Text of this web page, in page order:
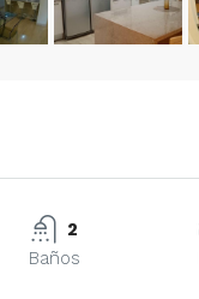
2
Baños